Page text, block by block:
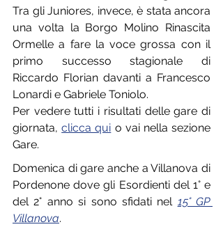
Tra gli Juniores, invece, è stata ancora
una volta la Borgo Molino Rinascita
Ormelle a fare la voce grossa con il
primo successo stagionale di
Riccardo Florian davanti a Francesco
Lonardi e Gabriele Toniolo.
Per vedere tutti i risultati delle gare di
giornata, clicca qui o vai nella sezione
Gare.
Domenica di gare anche a Villanova di
Pordenone dove gli Esordienti del 1° e
del 2° anno si sono sfidati nel 15° GP
Villanova.